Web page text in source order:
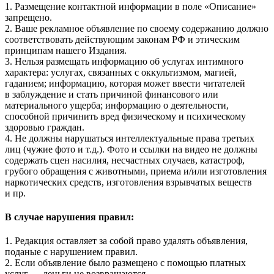
1. Размещение контактной информации в поле «Описание»
запрещено.
2. Ваше рекламное объявление по своему содержанию должно
соответствовать действующим законам РФ и этическим
принципам нашего Издания.
3. Нельзя размещать информацию об услугах интимного
характера: услугах, связанных с оккультизмом, магией,
гаданием; информацию, которая может ввести читателей
в заблуждение и стать причиной финансового или
материального ущерба; информацию о деятельности,
способной причинить вред физическому и психическому
здоровью граждан.
4. Не должны нарушаться интеллектуальные права третьих
лиц (чужие фото и т.д.). Фото и ссылки на видео не должны
содержать сцен насилия, несчастных случаев, катастроф,
грубого обращения с животными, приема и/или изготовления
наркотических средств, изготовления взрывчатых веществ
и пр.
В случае нарушения правил:
1. Редакция оставляет за собой право удалять объявления,
поданые с нарушением правил.
2. Если объявление было размещено с помощью платных